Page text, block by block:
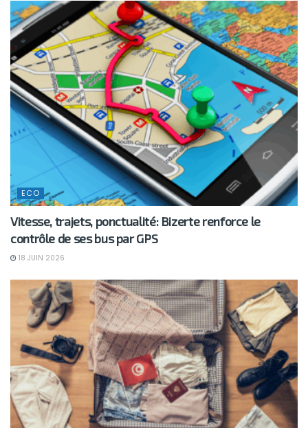
ECO
Vitesse, trajets, ponctualité: Bizerte renforce le
contrôle de ses bus par GPS
18 JUIN 2026